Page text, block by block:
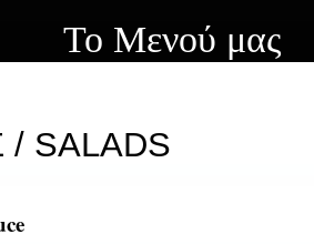
To Μενού μας
SALADS